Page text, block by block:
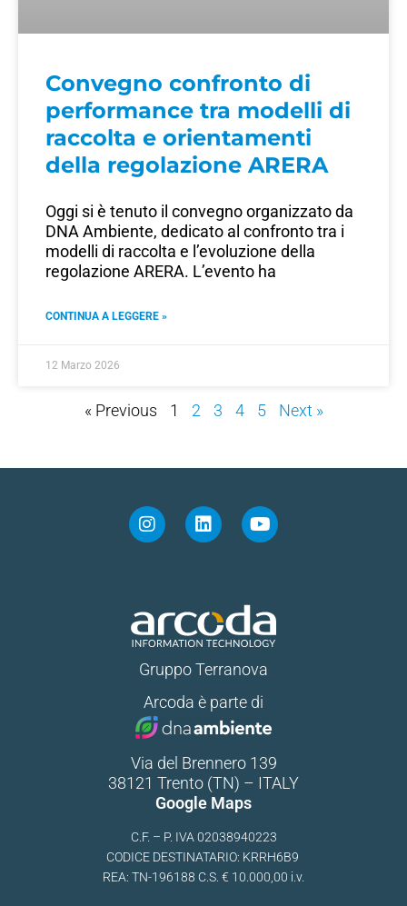
Convegno confronto di
performance tra modelli di
raccolta e orientamenti
della regolazione ARERA
Oggi si è tenuto il convegno organizzato da
DNA Ambiente, dedicato al confronto tra i
modelli di raccolta e l’evoluzione della
regolazione ARERA. L’evento ha
CONTINUA A LEGGERE »
12 Marzo 2026
« Previous 1 2 3 4 5 Next »
Gruppo Terranova
Via del Brennero 139
38121 Trento (TN) – ITALY
Google Maps
Arcoda è parte di
C.F. – P. IVA 02038940223
CODICE DESTINATARIO: KRRH6B9
REA: TN-196188 C.S. € 10.000,00 i.v.